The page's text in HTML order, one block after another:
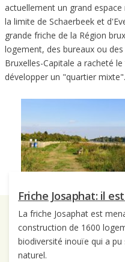
actuellement un grand
la limite de Schaerbeek et
grande friche de la Région
logement, des bureaux ou
Bruxelles-Capitale a racheté
développer un "quartier mixte".
Friche Josaphat: il
La friche Josaphat est
construction de 1600
biodiversité inouïe qui a
naturel.